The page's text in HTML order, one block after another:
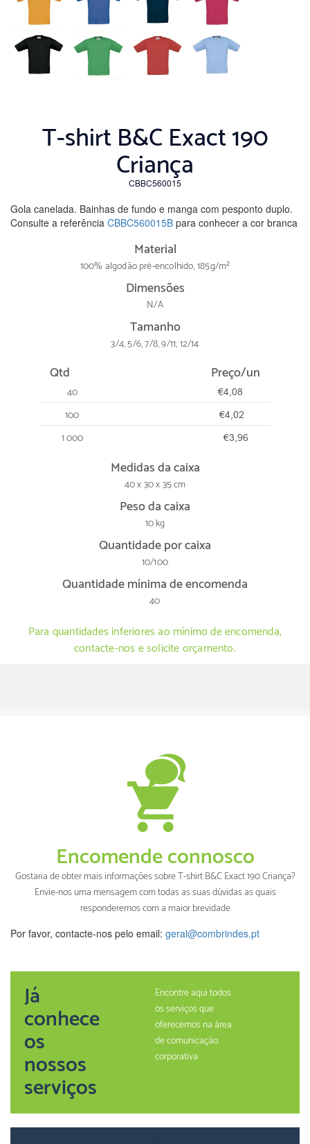
T-shirt B&C Exact 190
Criança
CBBC560015
Gola canelada. Bainhas de fundo e manga com pesponto duplo.
Consulte a referência CBBC560015B para conhecer a cor branca
Material
100% algodão pré-encolhido, 185g/m²
Dimensões
N/A
Tamanho
3/4, 5/6, 7/8, 9/11, 12/14
Qtd Preço/un
40 €4,08
100 €4,02
1 000 €3,96
Medidas da caixa
40 x 30 x 35 cm
Peso da caixa
10 kg
Quantidade por caixa
10/100
Quantidade mínima de encomenda
40
Para quantidades inferiores ao mínimo de encomenda,
contacte-nos e solicite orçamento.
Encomende connosco
Gostaria de obter mais informações sobre T-shirt B&C Exact 190 Criança?
Envie-nos uma mensagem com todas as suas dúvidas as quais
responderemos com a maior brevidade
Por favor, contacte-nos pelo email: geral@combrindes.pt
Já
conhece
os
nossos
serviços
Encontre aqui todos
os serviços que
oferecemos na àrea
de comunicação
corporativa